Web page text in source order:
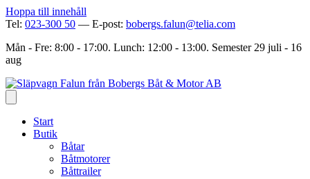
Hoppa till innehåll
Tel: 023-300 50 — E-post: bobergs.falun@telia.com
Mån - Fre: 8:00 - 17:00. Lunch: 12:00 - 13:00. Semester 29 juli - 16
aug
Start
Butik
Båtar
Båtmotorer
Båttrailer